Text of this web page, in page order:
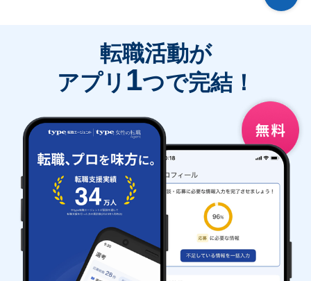
転職活動が
アプリ 1つで完結！